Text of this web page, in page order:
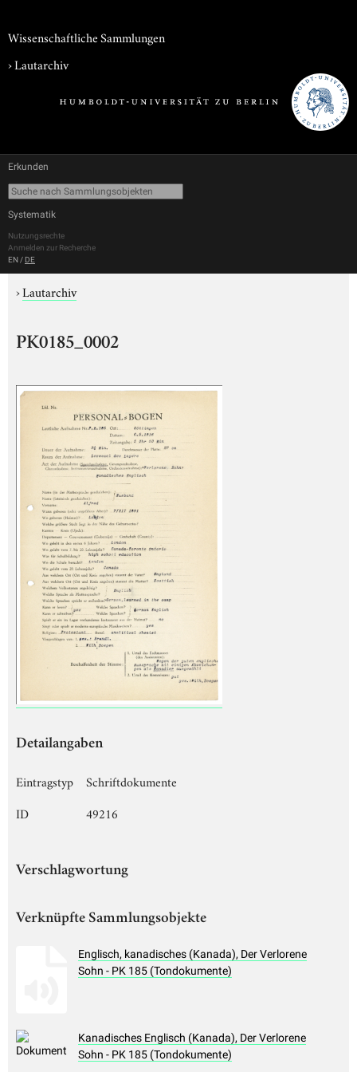
Wissenschaftliche Sammlungen
›Lautarchiv
Erkunden
Systematik
Nutzungsrechte
Anmelden zur Recherche
EN / DE
›Lautarchiv
PK0185_0002
Detailangaben
Eintragstyp
Schriftdokumente
ID
49216
Verschlagwortung
Verknüpfte Sammlungsobjekte
Englisch, kanadisches (Kanada), Der Verlorene
Sohn - PK 185 (Tondokumente)
Kanadisches Englisch (Kanada), Der Verlorene
Sohn - PK 185 (Tondokumente)